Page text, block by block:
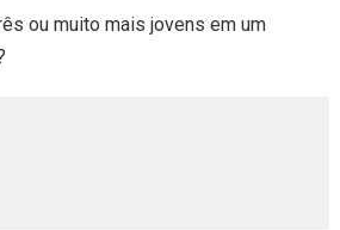
ou muito mais jovens em um